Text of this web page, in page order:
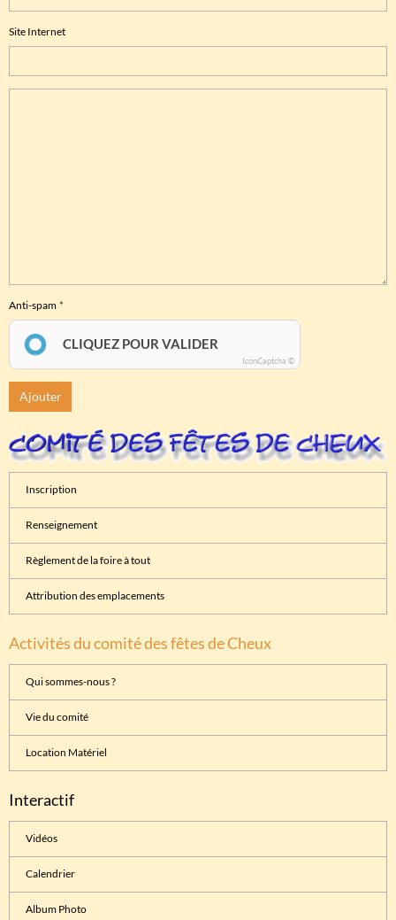
Site Internet
Anti-spam
CLIQUEZ POUR VALIDER
IconCaptcha ©
Ajouter
Inscription
Renseignement
Règlement de la foire à tout
Attribution des emplacements
Activités du comité des fêtes de Cheux
Qui sommes-nous ?
Vie du comité
Location Matériel
Interactif
Vidéos
Calendrier
Album Photo